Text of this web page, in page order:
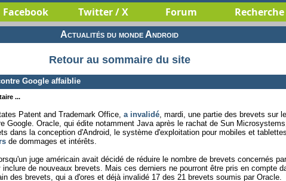
Facebook Twitter / X Forum Recherche
Actualités du monde Android
Retour au sommaire du site
Google affaiblie
...
Patent and Trademark Office, a invalidé , mardi, une partie des brevets sur
Google. Oracle, qui édite notamment Java après le rachat de Sun
dans la conception d'Android, le système d'exploitation pour mobiles et
de dommages et intérêts.
juge américain avait décidé de réduire le nombre de brevets concernés
de nouveaux brevets. Mais ces derniers ne pourront être pris en compte
des brevets, qui a d'ores et déjà invalidé 17 des 21 brevets soumis par Oracle.